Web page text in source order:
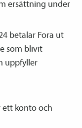
ersättning under
betalar Fora ut
som blivit
uppfyller
konto och